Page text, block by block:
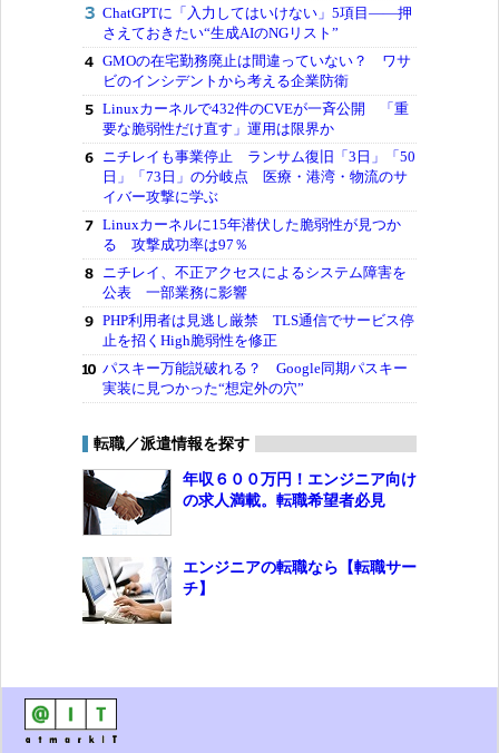
ChatGPTに「入力してはいけない」5項目――押
さえておきたい“生成AIのNGリスト”
GMOの在宅勤務廃止は間違っていない？ ワサ
ビのインシデントから考える企業防衛
Linuxカーネルで432件のCVEが一斉公開 「重
要な脆弱性だけ直す」運用は限界か
ニチレイも事業停止 ランサム復旧「3日」「50
日」「73日」の分岐点 医療・港湾・物流のサ
イバー攻撃に学ぶ
Linuxカーネルに15年潜伏した脆弱性が見つか
る 攻撃成功率は97％
ニチレイ、不正アクセスによるシステム障害を
公表 一部業務に影響
PHP利用者は見逃し厳禁 TLS通信でサービス停
止を招くHigh脆弱性を修正
パスキー万能説破れる？ Google同期パスキー
実装に見つかった“想定外の穴”
転職／派遣情報を探す
年収６００万円！エンジニア向け
の求人満載。転職希望者必見
エンジニアの転職なら【転職サー
チ】